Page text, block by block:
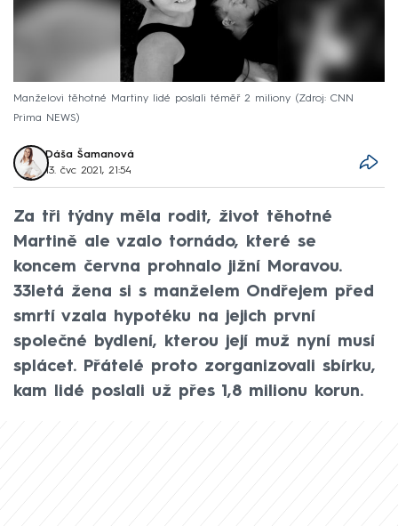
Manželovi těhotné Martiny lidé poslali téměř 2 miliony
Zdroj: CNN
Prima NEWS
Dáša Šamanová
13. čvc 2021, 21:54
Za tři týdny měla rodit, život těhotné
Martině ale vzalo tornádo, které se
koncem června prohnalo jižní Moravou.
33letá žena si s manželem Ondřejem před
smrtí vzala hypotéku na jejich první
společné bydlení, kterou její muž nyní musí
splácet. Přátelé proto zorganizovali sbírku,
kam lidé poslali už přes 1,8 milionu korun.